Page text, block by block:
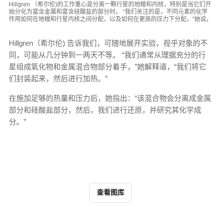
Hillgren （希尔伦)的工作重心是分离一颗行星的地幔和内核，特别是当它们开
始分化为富含金属和富含硅酸盐的部分时。 “我们关注的是，不同元素的化学
作用如何在地幔和行星内核之间分配，以及如何在更高的压力下分配，”她说。
Hillgren（希尔伦) 告诉我们，可随地展开实验，视乎对象的不
同，可能从几分钟到一两天不等。 “我们通常从理据充分的行
星组成氧化物和金属混合物部分着手，”她解释道，“我们将它
们封装起来，然后进行加热。”
在施加足够的热量和压力后，她指出：“该混合物会分离成金属
部分和硅酸盐部分，然后，我们进行还原，并研究其化学成
分。”
查看图库